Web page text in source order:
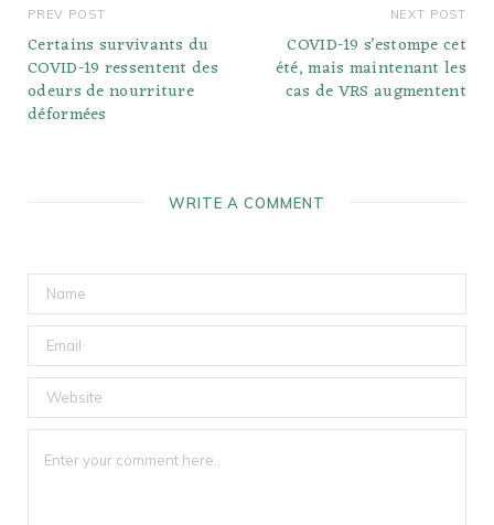
PREV POST
Certains survivants du
COVID-19 ressentent des
odeurs de nourriture
déformées
NEXT POST
COVID-19 s’estompe cet
été, mais maintenant les
cas de VRS augmentent
WRITE A COMMENT